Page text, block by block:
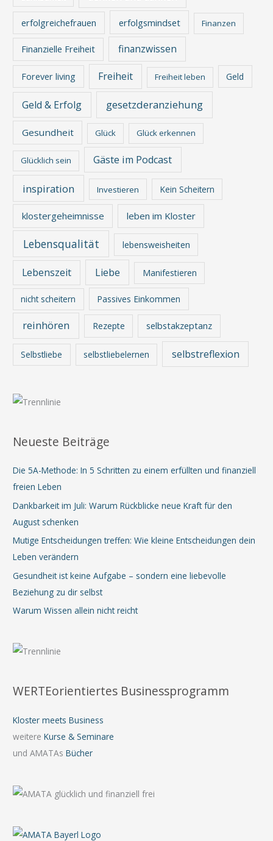
erfolgreichefrauen erfolgsmindset Finanzen
Finanzielle Freiheit finanzwissen
Forever living Freiheit Freiheit leben Geld
Geld & Erfolg gesetzderanziehung
Gesundheit Glück Glück erkennen
Glücklich sein Gäste im Podcast
inspiration Investieren Kein Scheitern
klostergeheimnisse leben im Kloster
Lebensqualität lebensweisheiten
Lebenszeit Liebe Manifestieren
nicht scheitern Passives Einkommen
reinhören Rezepte selbstakzeptanz
Selbstliebe selbstliebelernen selbstreflexion
Neueste Beiträge
Die 5A-Methode: In 5 Schritten zu einem erfüllten und finanziell
freien Leben
Dankbarkeit im Juli: Warum Rückblicke neue Kraft für den
August schenken
Mutige Entscheidungen treffen: Wie kleine Entscheidungen dein
Leben verändern
Gesundheit ist keine Aufgabe – sondern eine liebevolle
Beziehung zu dir selbst
Warum Wissen allein nicht reicht
WERTEorientiertes Businessprogramm
Kloster meets Business
weitereKurse & Seminare
und AMATAsBücher